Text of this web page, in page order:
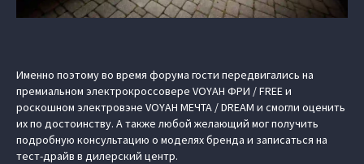
Именно поэтому во время форума гости передвигались на
премиальном электрокроссовере VOYAH ФРИ / FREE и
роскошном электровэне VOYAH МЕЧТА / DREAM и смогли оценить
их по достоинству. А также любой желающий мог получить
подробную консультацию о моделях бренда и записаться на
тест-драйв в дилерский центр.